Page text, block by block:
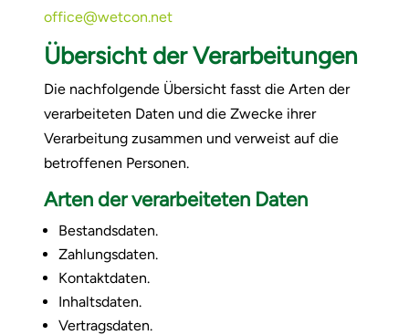
office@wetcon.net
Übersicht der Verarbeitungen
Die nachfolgende Übersicht fasst die Arten der
verarbeiteten Daten und die Zwecke ihrer
Verarbeitung zusammen und verweist auf die
betroffenen Personen.
Arten der verarbeiteten Daten
Bestandsdaten.
Zahlungsdaten.
Kontaktdaten.
Inhaltsdaten.
Vertragsdaten.